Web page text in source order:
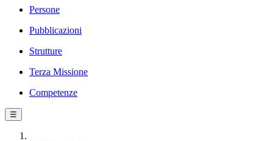
Persone
Pubblicazioni
Strutture
Terza Missione
Competenze
☰